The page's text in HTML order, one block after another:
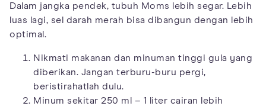
Dalam jangka pendek, tubuh Moms lebih segar. Lebih
luas lagi, sel darah merah bisa dibangun dengan lebih
optimal.
Nikmati makanan dan minuman tinggi gula yang
diberikan. Jangan terburu-buru pergi,
beristirahatlah dulu.
Minum sekitar 250 ml – 1 liter cairan lebih